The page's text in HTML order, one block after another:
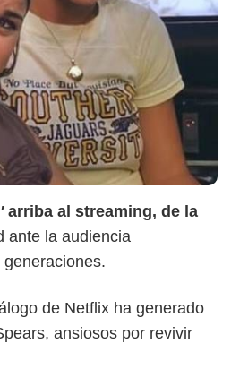
arriba al streaming, de la
ante la audiencia
de Netflix ha generado
ansiosos por revivir